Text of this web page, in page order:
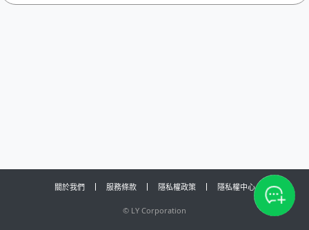
關於我們 服務條款 隱私權政策 隱私權中心
© LY Corporation